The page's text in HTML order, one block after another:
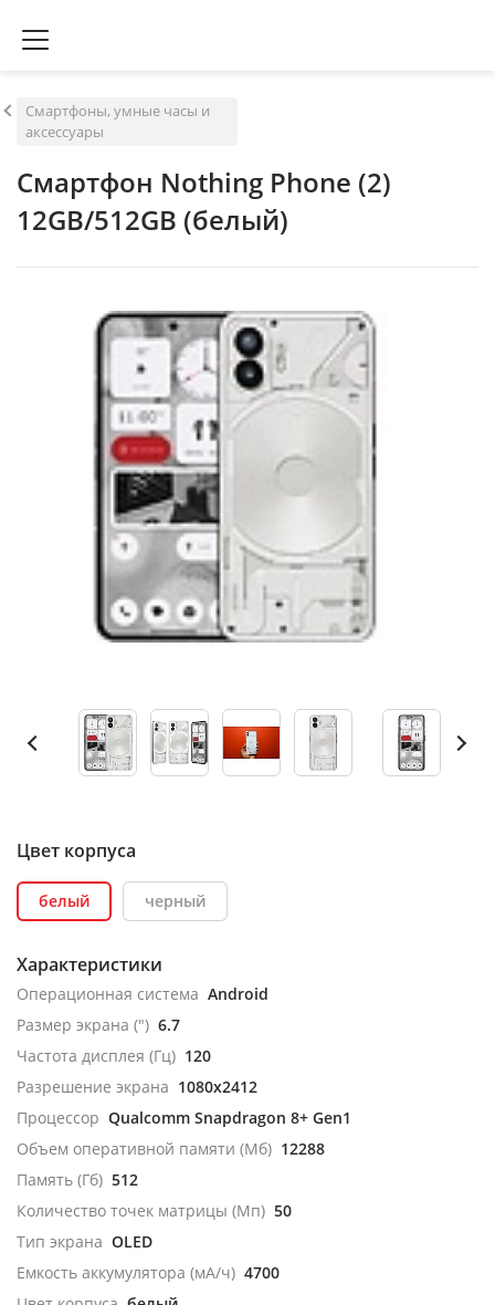
Смартфоны, умные часы и
аксессуары
Смартфон Nothing Phone (2)
12GB/512GB (белый)
Цвет корпуса
белый черный
Характеристики
Операционная система Android
Размер экрана (") 6.7
Частота дисплея (Гц) 120
Разрешение экрана 1080x2412
Процессор Qualcomm Snapdragon 8+ Gen1
Объем оперативной памяти (Мб) 12288
Память (Гб) 512
Количество точек матрицы (Мп) 50
Тип экрана OLED
Емкость аккумулятора (мА/ч) 4700